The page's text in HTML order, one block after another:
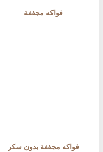
فواكه مجففة
فواكه مجففة بدون سكر